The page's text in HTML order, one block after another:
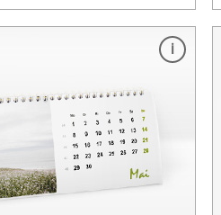
Riemen
max. 8 x 6 cm